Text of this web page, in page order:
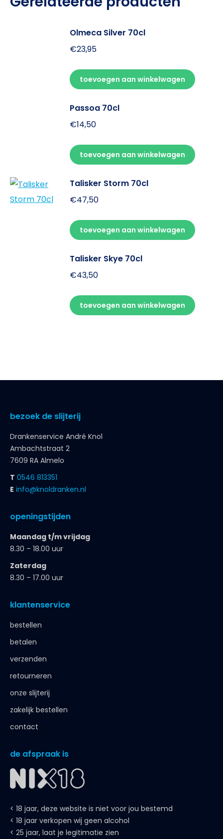
Olmeca Silver 70cl
€23,95
toevoegen aan winkelwagen
Passoa 70cl
€14,50
toevoegen aan winkelwagen
Talisker Storm 70cl
€47,50
toevoegen aan winkelwagen
Talisker Skye 70cl
€43,50
toevoegen aan winkelwagen
bezoek de slijterij
Drankenservice André Knol
Ambachtstraat 2
7609 RA Almelo
T 0546 813351
E info@knoldranken.nl
openingstijden
Maandag t/m vrijdag
8.30 – 18.00 uur
Zaterdag
8.30 – 17.00 uur
klantenservice
bestellen
betalen
verzenden
retourneren
onze slijterij
zakelijk bestellen
contact
de afspraak is
< 18 jaar, deze website is niet voor jou bestemd
< 18 jaar verkopen wij geen alcohol
< 25 jaar, laat je legitimatie zien